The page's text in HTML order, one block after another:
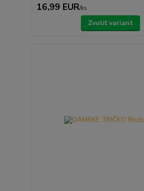
16,99 EUR/ks
Zvoliť variant